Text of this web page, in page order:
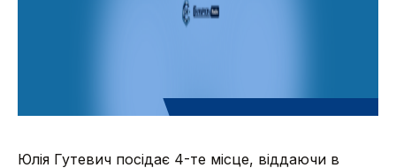
Юлія Гутевич посідає 4-те місце, віддаючи в